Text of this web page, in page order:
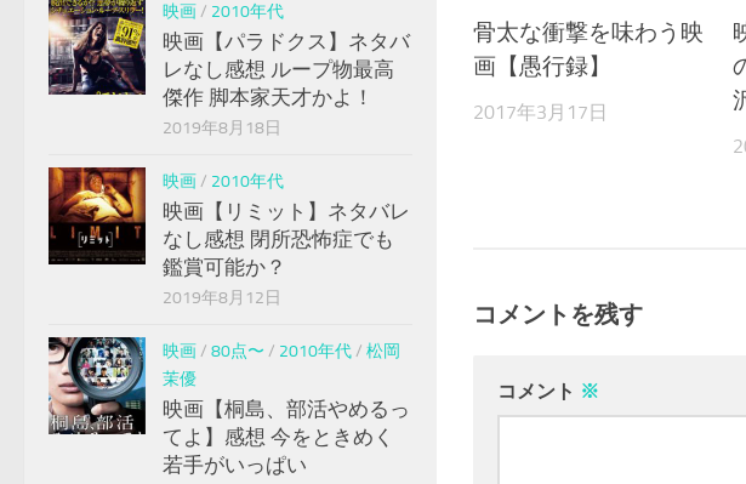
骨太な衝撃を味わう映
画【愚行録】
2017年3月17日
コメントを残す
コメント ※
映画/ 2010年代
映画【パラドクス】ネタバ
レなし感想 ループ物最高
傑作 脚本家天才かよ！
2019年8月18日
映画/ 2010年代
映画【リミット】ネタバレ
なし感想 閉所恐怖症でも
鑑賞可能か？
2019年8月12日
映画/ 80点〜 / 2010年代/ 松岡
茉優
映画【桐島、部活やめるっ
てよ】感想 今をときめく
若手がいっぱい